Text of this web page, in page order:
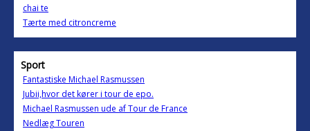
chai te
Tærte med citroncreme
Sport
Fantastiske Michael Rasmussen
Jubii,hvor det kører i tour de epo.
Michael Rasmussen ude af Tour de France
Nedlæg Touren